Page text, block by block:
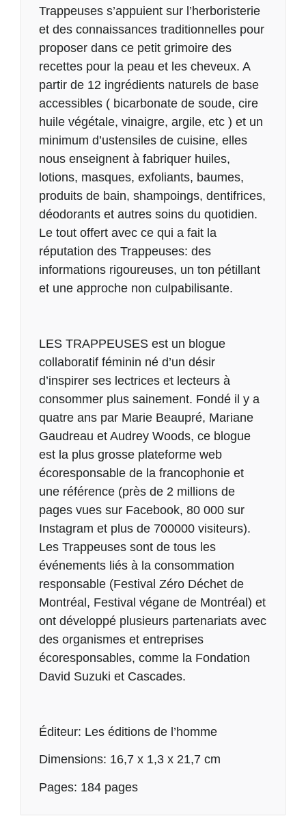
Trappeuses s’appuient sur l’herboristerie
et des connaissances traditionnelles pour
proposer dans ce petit grimoire des
recettes pour la peau et les cheveux. A
partir de 12 ingrédients naturels de base
accessibles ( bicarbonate de soude, cire
huile végétale, vinaigre, argile, etc ) et un
minimum d’ustensiles de cuisine, elles
nous enseignent à fabriquer huiles,
lotions, masques, exfoliants, baumes,
produits de bain, shampoings, dentifrices,
déodorants et autres soins du quotidien.
Le tout offert avec ce qui a fait la
réputation des Trappeuses: des
informations rigoureuses, un ton pétillant
et une approche non culpabilisante.
LES TRAPPEUSES est un blogue
collaboratif féminin né d’un désir
d’inspirer ses lectrices et lecteurs à
consommer plus sainement. Fondé il y a
quatre ans par Marie Beaupré, Mariane
Gaudreau et Audrey Woods, ce blogue
est la plus grosse plateforme web
écoresponsable de la francophonie et
une référence (près de 2 millions de
pages vues sur Facebook, 80 000 sur
Instagram et plus de 700000 visiteurs).
Les Trappeuses sont de tous les
événements liés à la consommation
responsable (Festival Zéro Déchet de
Montréal, Festival végane de Montréal) et
ont développé plusieurs partenariats avec
des organismes et entreprises
écoresponsables, comme la Fondation
David Suzuki et Cascades.
Éditeur: Les éditions de l’homme
Dimensions: 16,7 x 1,3 x 21,7 cm
Pages: 184 pages